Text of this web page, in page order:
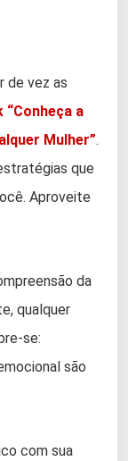
de vez as
“Conheça a
Mulher”.
que
Aproveite
da
qualquer
se:
são
com sua